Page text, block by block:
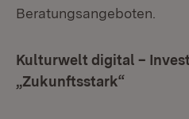
Beratungsangeboten.
Kulturwelt digital –
„Zukunftsstark“